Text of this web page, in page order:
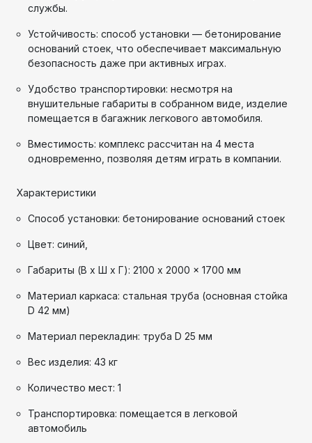
службы.
Устойчивость: способ установки — бетонирование
оснований стоек, что обеспечивает максимальную
безопасность даже при активных играх.
Удобство транспортировки: несмотря на
внушительные габариты в собранном виде, изделие
помещается в багажник легкового автомобиля.
Вместимость: комплекс рассчитан на 4 места
одновременно, позволяя детям играть в компании.
Характеристики
Способ установки: бетонирование оснований стоек
Цвет: синий,
Габариты (В x Ш x Г): 2100 x 2000 x 1700 мм
Материал каркаса: стальная труба (основная стойка
D 42 мм)
Материал перекладин: труба D 25 мм
Вес изделия: 43 кг
Количество мест: 1
Транспортировка: помещается в легковой
автомобиль